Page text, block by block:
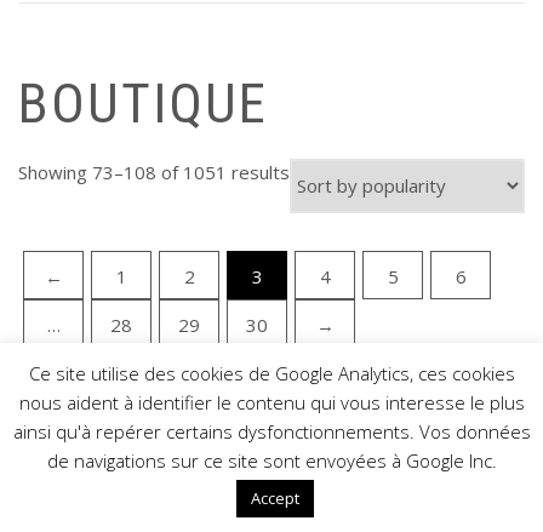
BOUTIQUE
Showing 73–108 of 1051 results
← 1 2 3 4 5
6
…
28 29 30 →
COPYRIGHT © TUNING-PC 2021THEME: SHOP ELITE BY
THEMESAGA
Ce site utilise des cookies de Google Analytics, ces cookies
nous aident à identifier le contenu qui vous interesse le plus
ainsi qu'à repérer certains dysfonctionnements. Vos données
de navigations sur ce site sont envoyées à Google Inc.
Accept